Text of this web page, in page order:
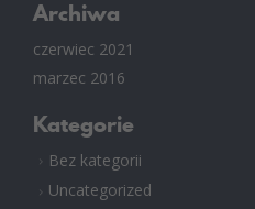
Archiwa
czerwiec 2021
marzec 2016
Kategorie
Bez kategorii
Uncategorized